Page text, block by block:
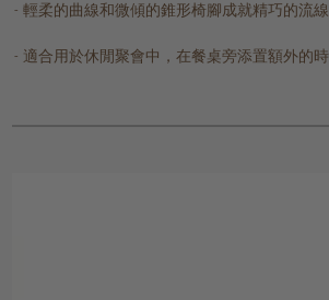
輕柔的曲線和微傾的錐形椅腳成就精巧的流線
適合用於休閒聚會中，在餐桌旁添置額外的時